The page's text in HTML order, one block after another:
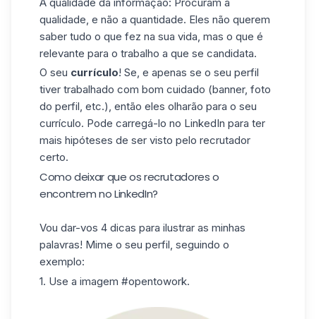
qualidade, e não a quantidade. Eles não querem
saber tudo o que fez na sua vida, mas o que é
relevante para o trabalho a que se candidata.
O seu currículo! Se, e apenas se o seu perfil
tiver trabalhado com bom cuidado (banner, foto
do perfil, etc.), então eles olharão para o seu
currículo. Pode carregá-lo no LinkedIn para ter
mais hipóteses de ser visto pelo recrutador
certo.
Como deixar que os recrutadores o
encontrem no LinkedIn?
Vou dar-vos 4 dicas para ilustrar as minhas
palavras! Mime o seu perfil, seguindo o
exemplo:
1. Use a imagem #opentowork.